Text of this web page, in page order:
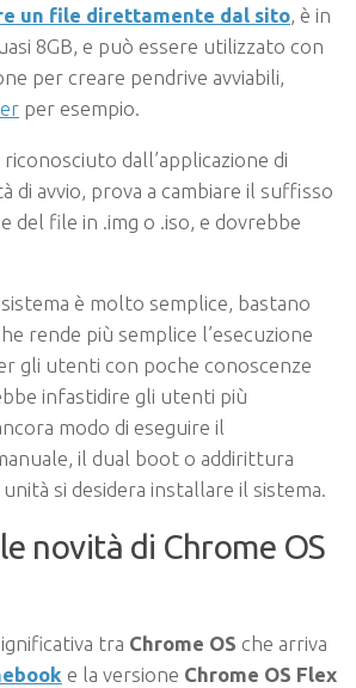
un file direttamente dal sito, è in
8GB, e può essere utilizzato con
per creare pendrive avviabili,
per esempio.
dall’applicazione di
di avvio, prova a cambiare il suffisso
del file in .img o .iso, e dovrebbe
è molto semplice, bastano
rende più semplice l’esecuzione
gli utenti con poche conoscenze
infastidire gli utenti più
modo di eseguire il
il dual boot o addirittura
si desidera installare il sistema.
novità di Chrome OS
tra Chrome OS che arriva
e la versione Chrome OS Flex